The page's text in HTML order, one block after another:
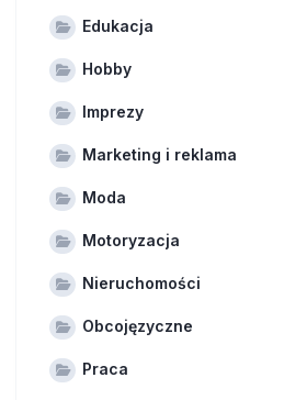
Edukacja
Hobby
Imprezy
Marketing i reklama
Moda
Motoryzacja
Nieruchomości
Obcojęzyczne
Praca